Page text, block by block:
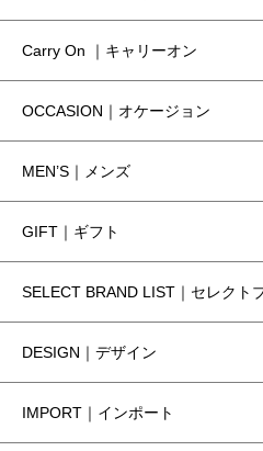
Carry On ｜キャリーオン
OCCASION｜オケージョン
MEN’S｜メンズ
GIFT｜ギフト
SELECT BRAND LIST｜セレクト
DESIGN｜デザイン
IMPORT｜インポート